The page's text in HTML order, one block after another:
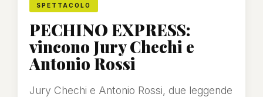
SPETTACOLO
PECHINO EXPRESS:
vincono Jury Chechi e
Antonio Rossi
Jury Chechi e Antonio Rossi, due leggende